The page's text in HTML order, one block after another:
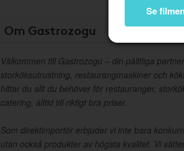
Se
Om Gastrozogu
Välkommen till Gastrozogu – din pålitliga
storköksutrustning, restaurangmaskiner och
hittar du allt du behöver för restauranger,
catering, alltid till riktigt bra priser.
Som direktimportör erbjuder vi inte bara
utan också produkter av högsta kvalitet. Vi